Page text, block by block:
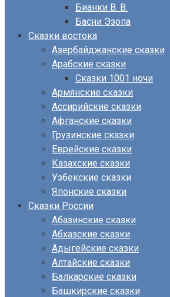
Бианки В. В.
Басни Эзопа
Сказки востока
Азербайджанские сказки
Арабские сказки
Сказки 1001 ночи
Армянские сказки
Ассирийские сказки
Афганские сказки
Грузинские сказки
Еврейские сказки
Казахские сказки
Узбекские сказки
Японские сказки
Сказки России
Абазинские сказки
Абхазские сказки
Адыгейские сказки
Алтайские сказки
Балкарские сказки
Башкирские сказки